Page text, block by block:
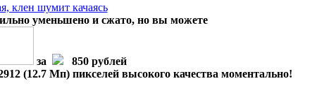
уменьшено и сжато, но вы можете
за
850 рублей
(12.7 Мп) пикселей высокого качества моментально!